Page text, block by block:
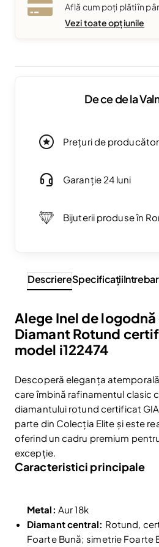
Află cum poți plăti în
Vezi toate opțiunile
De ce de la
Prețuri de producător
Garanție 24 luni
Bijuterii produse în
DescriereSpecificaţii
Alege Inel de logodnă
Diamant Rotund
model i122474
Descoperă eleganța
care îmbină rafinamentul clasic
diamantului rotund certificat
parte din Colecția Elite și este
oferind un cadru premium
excepție.
Caracteristici principale
Metal: Aur 18k
Diamant central: Rotund,
Foarte Bună; simetrie Foarte